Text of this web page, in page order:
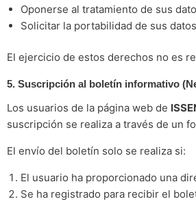
Oponerse al tratamiento de sus
Solicitar la portabilidad de sus datos
El ejercicio de estos derechos no es
5. Suscripción al boletín informativo
Los usuarios de la página web de
suscripción se realiza a través de un
El envío del boletín solo se realiza si:
El usuario ha proporcionado una
Se ha registrado para recibir el